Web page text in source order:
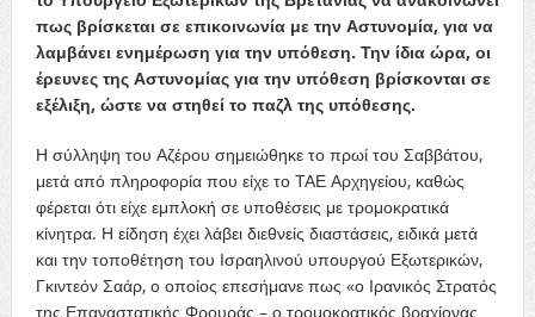
πως βρίσκεται σε επικοινωνία με την Αστυνομία, για να
λαμβάνει ενημέρωση για την υπόθεση. Την ίδια ώρα, οι
έρευνες της Αστυνομίας για την υπόθεση βρίσκονται σε
εξέλιξη, ώστε να στηθεί το παζλ της υπόθεσης.
Η σύλληψη του Αζέρου σημειώθηκε το πρωί του Σαββάτου,
μετά από πληροφορία που είχε το ΤΑΕ Αρχηγείου, καθώς
φέρεται ότι είχε εμπλοκή σε υποθέσεις με τρομοκρατικά
κίνητρα. Η είδηση έχει λάβει διεθνείς διαστάσεις, ειδικά μετά
και την τοποθέτηση του Ισραηλινού υπουργού Εξωτερικών,
Γκιντεόν Σαάρ, ο οποίος επεσήμανε πως «ο Ιρανικός Στρατός
της Επαναστατικής Φρουράς – ο τρομοκρατικός βραχίονας